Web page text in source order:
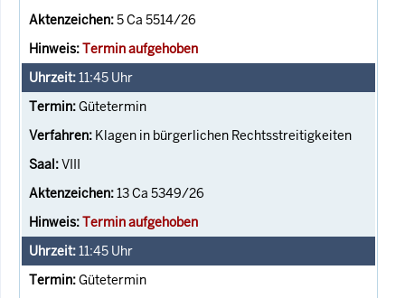
5 Ca 5514/26
Termin aufgehoben
11:45 Uhr
Gütetermin
Klagen in bürgerlichen Rechtsstreitigkeiten
VIII
13 Ca 5349/26
Termin aufgehoben
11:45 Uhr
Gütetermin